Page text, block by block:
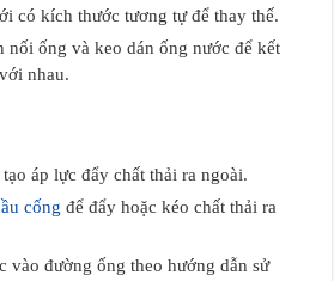
có kích thước tương tự để thay thế.
nối ống và keo dán ống nước để kết
nhau.
áp lực đẩy chất thải ra ngoài.
cống để đẩy hoặc kéo chất thải ra
vào đường ống theo hướng dẫn sử